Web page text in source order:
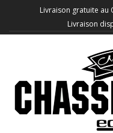
Livraison gratuite au
Livraison